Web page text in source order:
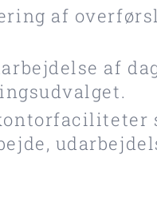
af
af